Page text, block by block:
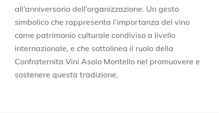
all’anniversario dell’organizzazione. Un gesto
simbolico che rappresenta l’importanza del vino
come patrimonio culturale condiviso a livello
internazionale, e che sottolinea il ruolo della
Confraternita Vini Asolo Montello nel promuovere e
sostenere questa tradizione.